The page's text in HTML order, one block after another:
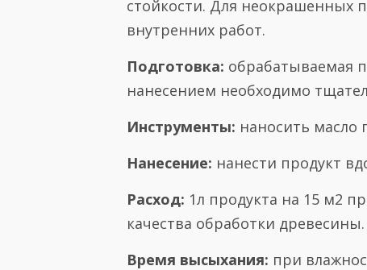
стойкости. Для неокрашенных
внутренних работ.
Подготовка: обрабатываемая
нанесением необходимо
Инструменты: наносить масло
Нанесение: нанести продукт
Расход: 1л продукта на 15 м2
качества обработки древесины.
Время высыхания: при